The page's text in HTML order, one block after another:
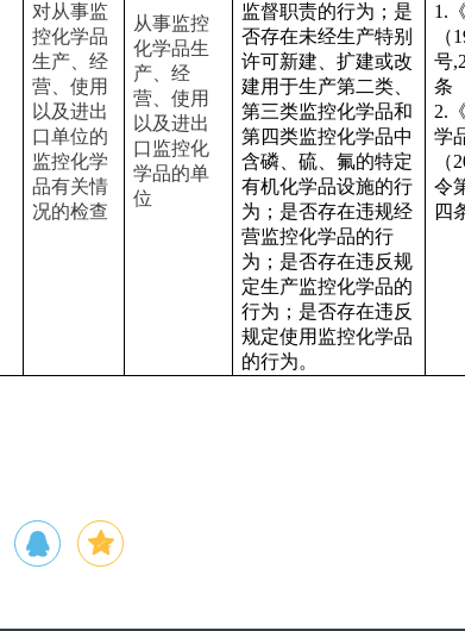
对从事监
控化学品
生产、经
营、使用
以及进出
口单位的
监控化学
品有关情
况的检查
从事监控
化学品生
产、经
营、使用
以及进出
口监控化
学品的单
位
监督职责的行为；是
否存在未经生产特别
许可新建、扩建或改
建用于生产第二类、
第三类监控化学品和
第四类监控化学品中
含磷、硫、氟的特定
有机化学品设施的行
为；是否存在违规经
营监控化学品的行
为；是否存在违反规
定生产监控化学品的
行为；是否存在违反
规定使用监控化学品
的行为。
1.
号
条
2.
学
令
四